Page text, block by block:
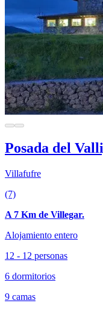
Posada del
Villafufre
(7)
A 7 Km de Villegar.
Alojamiento entero
12 - 12 personas
6 dormitorios
9 camas